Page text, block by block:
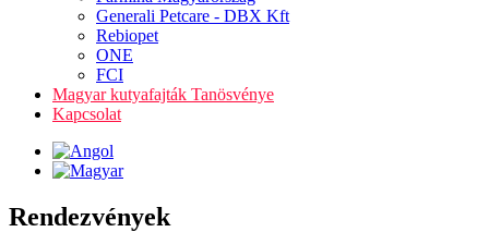
Generali Petcare - DBX Kft
Rebiopet
ONE
FCI
Magyar kutyafajták Tanösvénye
Kapcsolat
Rendezvények